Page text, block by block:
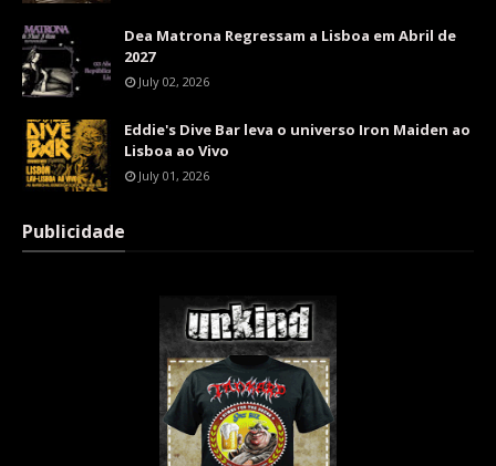
Dea Matrona Regressam a Lisboa em Abril de
2027
July 02, 2026
Eddie's Dive Bar leva o universo Iron Maiden ao
Lisboa ao Vivo
July 01, 2026
Publicidade